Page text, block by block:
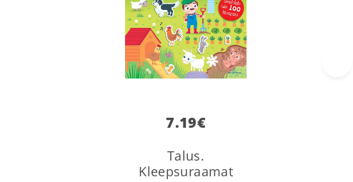
7.19€
Talus.
Kleepsuraamat